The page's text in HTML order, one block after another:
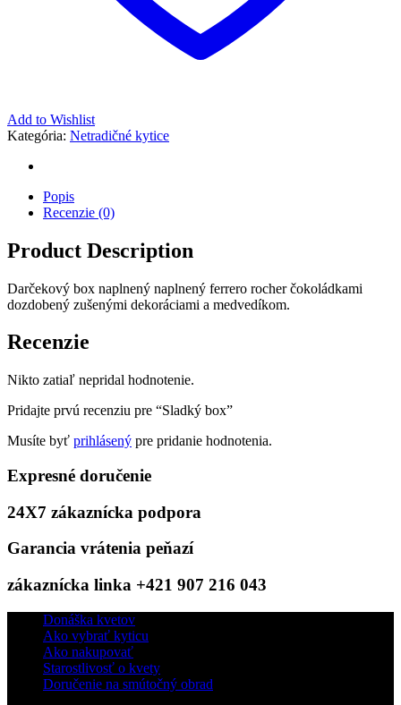
Add to Wishlist
Kategória: Netradičné kytice
Popis
Recenzie (0)
Product Description
Darčekový box naplnený naplnený ferrero rocher čokoládkami
dozdobený zušenými dekoráciami a medvedíkom.
Recenzie
Nikto zatiaľ nepridal hodnotenie.
Pridajte prvú recenziu pre “Sladký box”
Musíte byť prihlásený pre pridanie hodnotenia.
Expresné doručenie
24X7 zákaznícka podpora
Garancia vrátenia peňazí
zákaznícka linka +421 907 216 043
Donáška kvetov
Ako vybrať kyticu
Ako nakupovať
Starostlivosť o kvety
Doručenie na smútočný obrad